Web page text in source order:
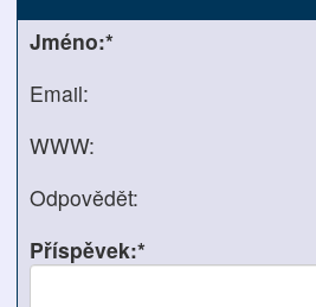
Jméno:*
Email:
WWW:
Odpovědět:
Příspěvek:*